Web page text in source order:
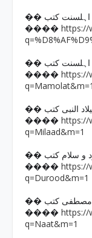
اہلسنت کتب
���� https://
اہلسنت کتب
���� https://
q=Mamolat&m=1
میلاد النبی کتب
���� https://
q=Milaad&m=1
و سلام کتب
���� https://
q=Durood&m=1
مصطفی کتب
���� https://
q=Naat&m=1